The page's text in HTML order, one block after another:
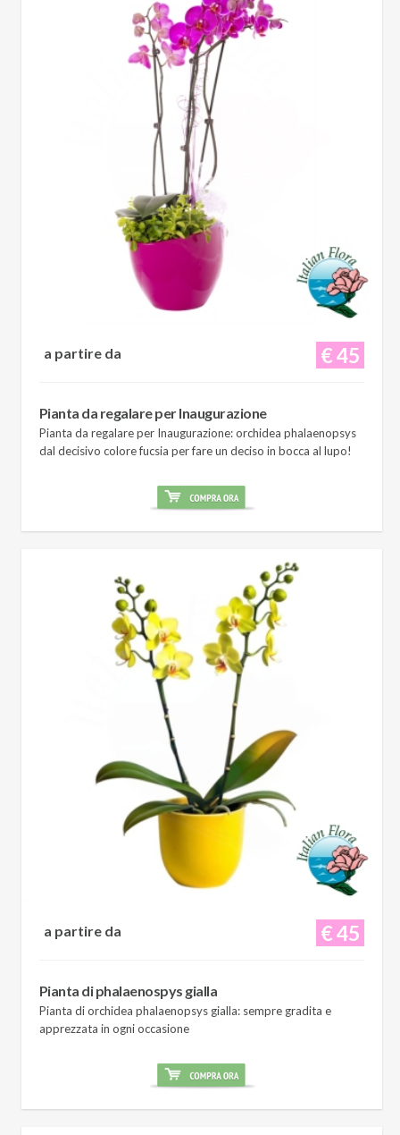
€ 45
a partire da
Pianta da regalare per Inaugurazione
Pianta da regalare per Inaugurazione: orchidea phalaenopsys
dal decisivo colore fucsia per fare un deciso in bocca al lupo!
€ 45
a partire da
Pianta di phalaenospys gialla
Pianta di orchidea phalaenopsys gialla: sempre gradita e
apprezzata in ogni occasione